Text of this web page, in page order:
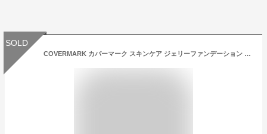
SOLD
COVERMARK カバーマーク スキンケア ジェリーファンデーション 01 おためしミニサイズ